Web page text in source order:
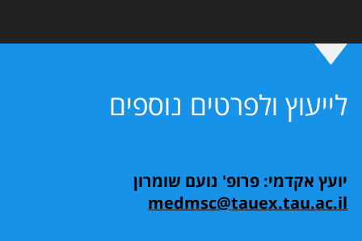
לייעוץ ולפרטים נוספים
יועץ אקדמי: פרופ' נועם שומרון
medmsc@tauex.tau.ac.il